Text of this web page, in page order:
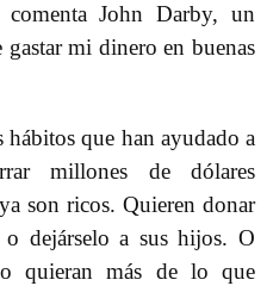
John Darby, un
mi dinero en buenas
que han ayudado a
millones de dólares
son ricos. Quieren donar
dejárselo a sus hijos. O
quieran más de lo que